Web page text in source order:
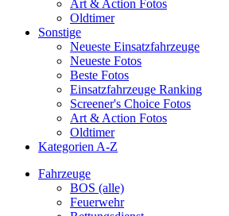
Art & Action Fotos
Oldtimer
Sonstige
Neueste Einsatzfahrzeuge
Neueste Fotos
Beste Fotos
Einsatzfahrzeuge Ranking
Screener's Choice Fotos
Art & Action Fotos
Oldtimer
Kategorien A-Z
Fahrzeuge
BOS (alle)
Feuerwehr